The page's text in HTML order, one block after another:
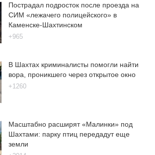
Пострадал подросток после проезда на
СИМ «лежачего полицейского» в
Каменске-Шахтинском
+965
В Шахтах криминалисты помогли найти
вора, проникшего через открытое окно
+1260
Масштабно расширят «Малинки» под
Шахтами: парку птиц передадут еще
земли